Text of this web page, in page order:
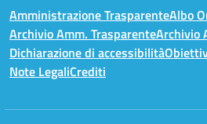
Amministrazione TrasparenteAlbo
Archivio Amm. TrasparenteArchivio
Dichiarazione di accessibilità
Note LegaliCrediti